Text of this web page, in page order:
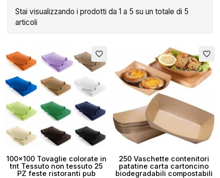
Stai visualizzando i prodotti da 1 a 5 su un totale di 5
articoli
favorite_border
100x100 Tovaglie colorate in
tnt Tessuto non tessuto 25
PZ feste ristoranti pub
favorite_border
250 Vaschette contenitori
patatine carta cartoncino
biodegradabili compostabili